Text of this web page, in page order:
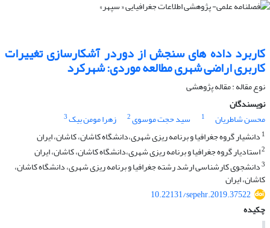
کاربرد داده های سنجش از دوردر آشکارسازی تغییرات
کاربری اراضی شهری مطالعه موردی: شهرکرد
نوع مقاله : مقاله پژوهشی
نویسندگان
محسن شاطریان
1 سید حجت موسوی2 زهرا مومن بیک3
1 دانشیار گروه جغرافیا و برنامه ریزی شهری،دانشگاه کاشان، کاشان، ایران
2استادیار گروه جغرافیا و برنامه ریزی شهری،دانشگاه کاشان، کاشان، ایران
3دانشجوی کارشناسی ارشد رشته جغرافیا و برنامه ریزی شهری، دانشگاه کاشان،
کاشان، ایران
10.22131/sepehr.2019.37522
چکیده